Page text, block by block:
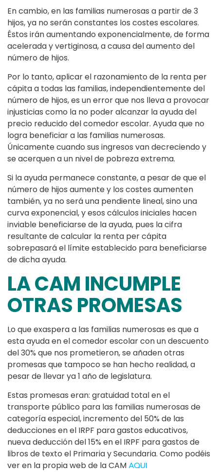
En cambio, en las familias numerosas a partir de 3
hijos, ya no serán constantes los costes escolares.
Éstos irán aumentando exponencialmente, de forma
acelerada y vertiginosa, a causa del aumento del
número de hijos.
Por lo tanto, aplicar el razonamiento de la renta per
cápita a todas las familias, independientemente del
número de hijos, es un error que nos lleva a provocar
injusticias como la no poder alcanzar la ayuda del
precio reducido del comedor escolar. Ayuda que no
logra beneficiar a las familias numerosas.
Únicamente cuando sus ingresos van decreciendo y
se acerquen a un nivel de pobreza extrema.
Si la ayuda permanece constante, a pesar de que el
número de hijos aumente y los costes aumenten
también, ya no será una pendiente lineal, sino una
curva exponencial, y esos cálculos iniciales hacen
inviable beneficiarse de la ayuda, pues la cifra
resultante de calcular la renta per cápita
sobrepasará el límite establecido para beneficiarse
de dicha ayuda.
LA CAM INCUMPLE
OTRAS PROMESAS
Lo que exaspera a las familias numerosas es que a
esta ayuda en el comedor escolar con un descuento
del 30% que nos prometieron, se añaden otras
promesas que tampoco se han hecho realidad, a
pesar de llevar ya 1 año de legislatura.
Estas promesas eran: gratuidad total en el
transporte público para las familias numerosas de
categoría especial, incremento del 50% de las
deducciones en el IRPF para gastos educativos,
nueva deducción del 15% en el IRPF para gastos de
libros de texto el Primaria y Secundaria. Como podéis
ver en la propia web de la CAMAQUI